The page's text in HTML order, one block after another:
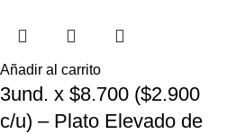
Añadir al carrito
3und. x $8.700 ($2.900
c/u) – Plato Elevado de